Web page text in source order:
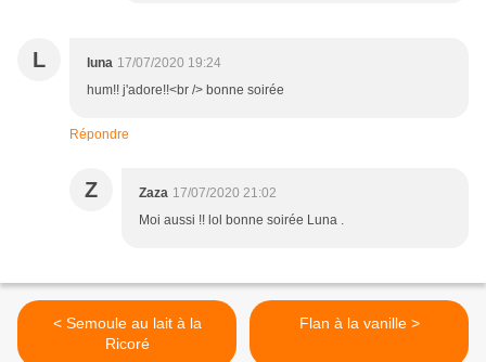
L luna 17/07/2020 19:24
hum!! j'adore!!<br /> bonne soirée
Répondre
Z Zaza 17/07/2020 21:02
Moi aussi !! lol bonne soirée Luna .
< Semoule au lait à la
Ricoré
Flan à la vanille >